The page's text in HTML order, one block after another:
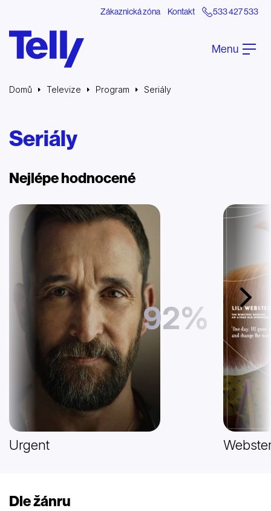
Zákaznická zóna Kontakt 533 427 533
Menu
Domů Televize Program Seriály
Seriály
Nejlépe hodnocené
Další
92%
Urgent
Dle žánru